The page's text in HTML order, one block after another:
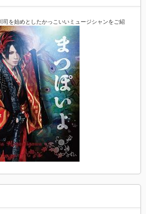
司を始めとしたかっこいいミュージシャンをご紹